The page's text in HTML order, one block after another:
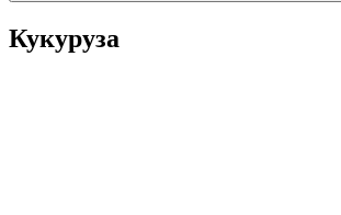
Кукуруза